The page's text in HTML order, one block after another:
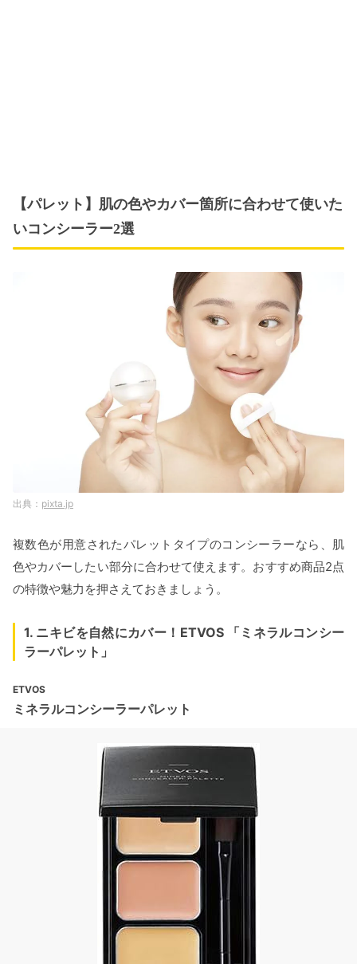
【パレット】肌の色やカバー箇所に合わせて使いた
いコンシーラー2選
pixta.jp
複数色が用意されたパレットタイプのコンシーラーなら、肌
色やカバーしたい部分に合わせて使えます。おすすめ商品2点
の特徴や魅力を押さえておきましょう。
1. ニキビを自然にカバー！ETVOS 「ミネラルコンシー
ラーパレット」
ETVOS
ミネラルコンシーラーパレット